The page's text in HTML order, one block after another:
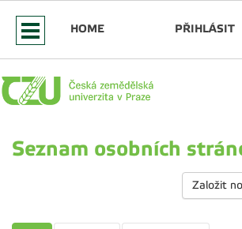
HOME PŘIHLÁSIT
Seznam osobních
Založit